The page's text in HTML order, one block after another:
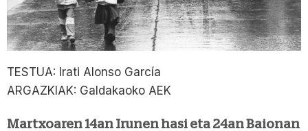
TESTUA: Irati Alonso García
ARGAZKIAK: Galdakaoko AEK
Martxoaren 14an Irunen hasi eta 24an Baionan